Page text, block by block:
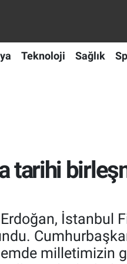
Teknoloji Sağlık
tarihi
milletimizin